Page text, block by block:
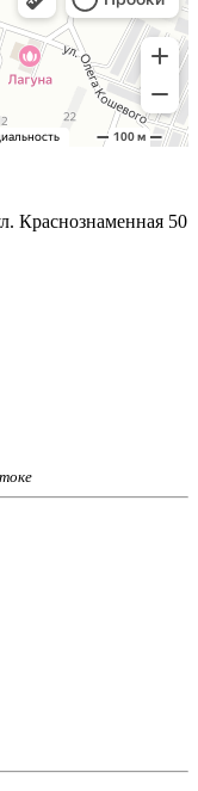
Краснознаменная 50